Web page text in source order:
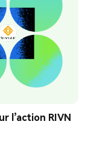
l’action RIVN